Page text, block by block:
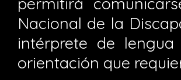
Nacional de la
intérprete de
orientación que